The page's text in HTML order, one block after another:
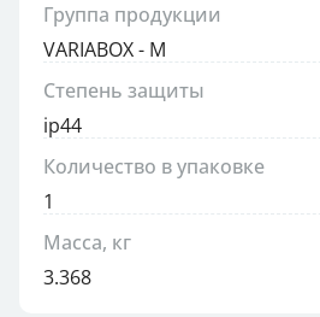
Группа продукции
VARIABOX - M
Степень защиты
ip44
Количество в упаковке
1
Масса, кг
3.368